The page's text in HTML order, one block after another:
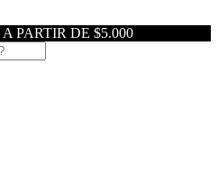
PARTIR DE $5.000